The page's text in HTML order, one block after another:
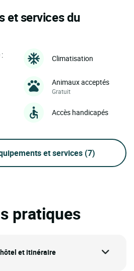
et services du
Climatisation
Animaux acceptés
Gratuit
Accès handicapés
et services (7)
pratiques
et itinéraire